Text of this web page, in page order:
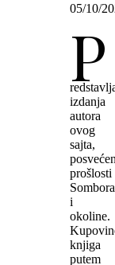
05/10/
P
izdanja
autora
ovog
sajta,
prošlosti
Sombora
i
okoline.
knjiga
putem